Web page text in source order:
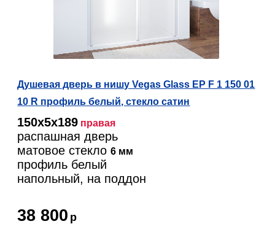
Душевая дверь в нишу Vegas Glass EP F 1 150 01
10 R профиль белый, стекло сатин
150х5х189 правая
распашная дверь
матовое стекло6 мм
профиль белый
напольный, на поддон
38 800 р